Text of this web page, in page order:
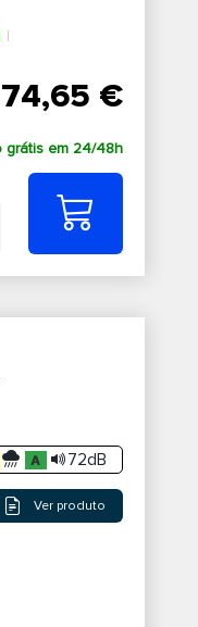
74,65 €
grátis em 24/48h
72dB
Ver produto